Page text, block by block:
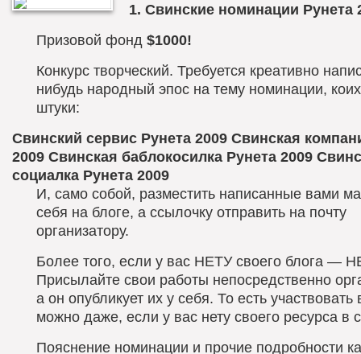
1. Свинские номинации Рунета
Призовой фонд $1000!
Конкурс творческий. Требуется креативно
нибудь народный эпос на тему номинации,
штуки:
Свинский сервис Рунета 2009 Свинская
2009 Свинская баблокосилка Рунета 2009
социалка Рунета 2009
И, само собой, разместить написанные вами
себя на блоге, а ссылочку отправить на почту
организатору.
Более того, если у вас НЕТУ своего блога —
Присылайте свои работы непосредственно
а он опубликует их у себя. То есть участвовать
можно даже, если у вас нету своего ресурса в
Пояснение номинации и прочие подробности